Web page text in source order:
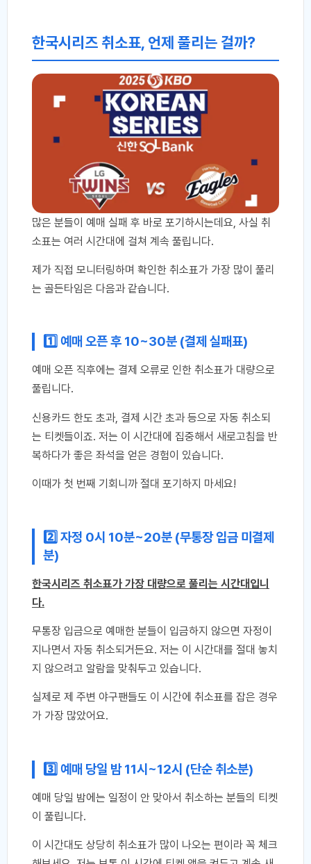
한국시리즈 취소표, 언제 풀리는 걸까?
많은 분들이 예매 실패 후 바로 포기하시는데요, 사실 취
소표는 여러 시간대에 걸쳐 계속 풀립니다.
제가 직접 모니터링하며 확인한 취소표가 가장 많이 풀리
는 골든타임은 다음과 같습니다.
1️⃣ 예매 오픈 후 10~30분 (결제 실패표)
예매 오픈 직후에는 결제 오류로 인한 취소표가 대량으로
풀립니다.
신용카드 한도 초과, 결제 시간 초과 등으로 자동 취소되
는 티켓들이죠. 저는 이 시간대에 집중해서 새로고침을 반
복하다가 좋은 좌석을 얻은 경험이 있습니다.
이때가 첫 번째 기회니까 절대 포기하지 마세요!
2️⃣ 자정 0시 10분~20분 (무통장 입금 미결제
분)
한국시리즈 취소표가 가장 대량으로 풀리는 시간대입니
다.
무통장 입금으로 예매한 분들이 입금하지 않으면 자정이
지나면서 자동 취소되거든요. 저는 이 시간대를 절대 놓치
지 않으려고 알람을 맞춰두고 있습니다.
실제로 제 주변 야구팬들도 이 시간에 취소표를 잡은 경우
가 가장 많았어요.
3️⃣ 예매 당일 밤 11시~12시 (단순 취소분)
예매 당일 밤에는 일정이 안 맞아서 취소하는 분들의 티켓
이 풀립니다.
이 시간대도 상당히 취소표가 많이 나오는 편이라 꼭 체크